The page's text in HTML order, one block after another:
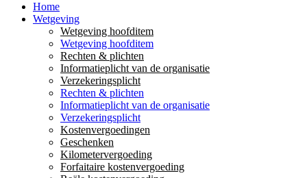
Home
Wetgeving
Wetgeving hoofditem
Wetgeving hoofditem
Rechten & plichten
Informatieplicht van de organisatie
Verzekeringsplicht
Rechten & plichten
Informatieplicht van de organisatie
Verzekeringsplicht
Kostenvergoedingen
Geschenken
Kilometervergoeding
Forfaitaire kostenvergoeding